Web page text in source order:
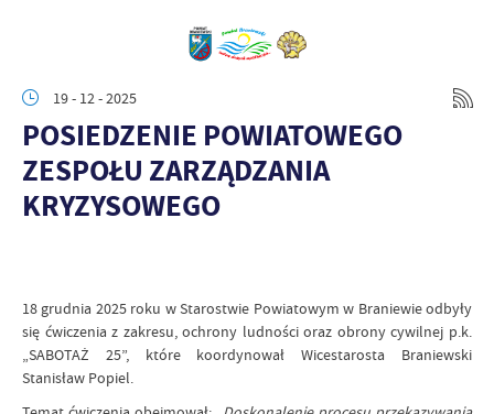
19 - 12 - 2025
POSIEDZENIE POWIATOWEGO
ZESPOŁU ZARZĄDZANIA
KRYZYSOWEGO
18 grudnia 2025 roku w Starostwie Powiatowym w Braniewie odbyły
się ćwiczenia z zakresu, ochrony ludności oraz obrony cywilnej p.k.
„SABOTAŻ 25”, które koordynował Wicestarosta Braniewski
Stanisław Popiel.